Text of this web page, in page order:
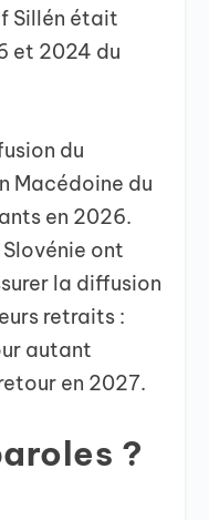
Sillén était
et 2024 du
du
Macédoine du
en 2026.
Slovénie ont
la diffusion
retraits :
autant
en 2027.
?